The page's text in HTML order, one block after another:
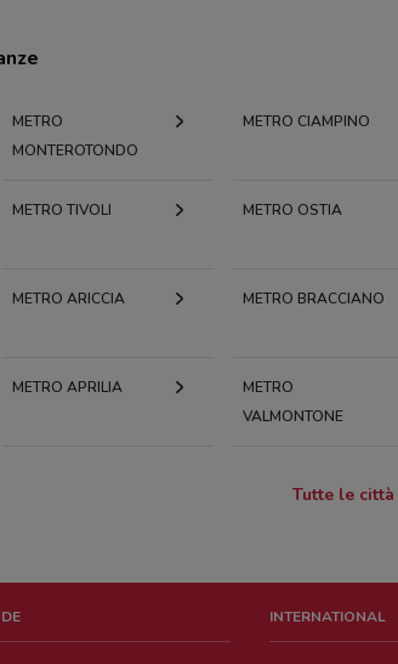
METRO
MONTEROTONDO
METRO CIAMPINO
METRO TIVOLI METRO OSTIA
METRO ARICCIA METRO BRACCIANO
METRO APRILIA
METRO
VALMONTONE
Tutte le città
INTERNATIONAL